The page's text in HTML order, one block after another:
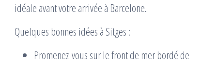
idéale avant votre arrivée à Barcelone.
Quelques bonnes idées à Sitges :
Promenez-vous sur le front de mer bordé de